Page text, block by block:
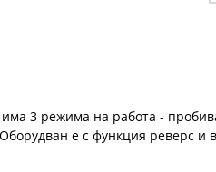
3 режима на работа -
е с функция реверс и